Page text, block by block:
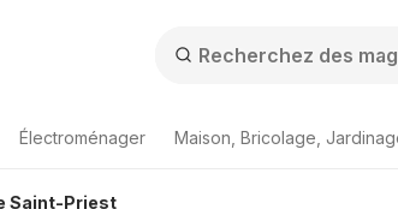
Électroménager Maison, Bricolage,
Saint-Priest